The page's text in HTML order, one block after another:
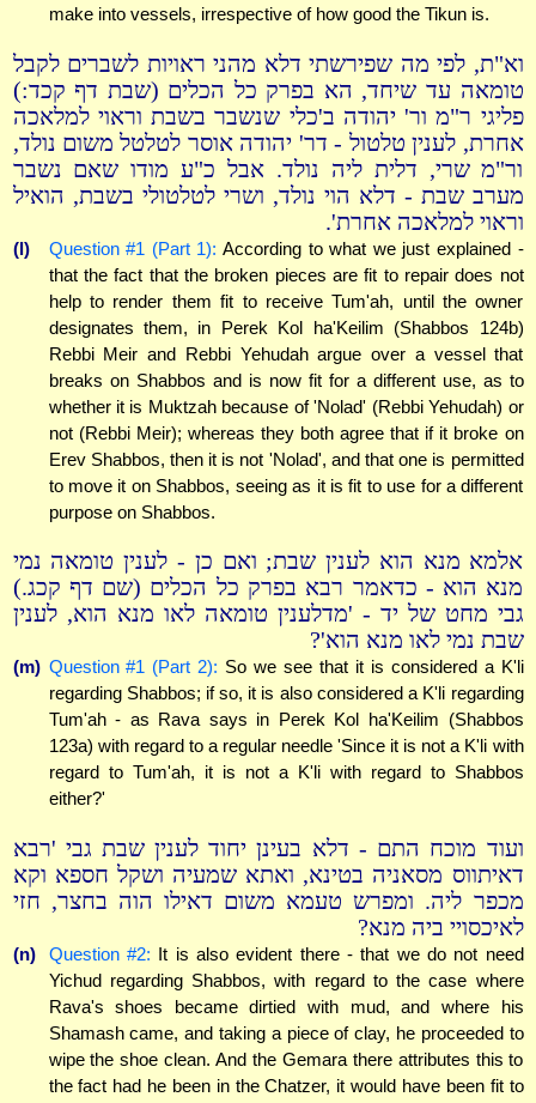
make into vessels, irrespective of how good the Tikun is.
וא"ת, לפי מה שפירשתי דלא מהני ראויות לשברים לקבל
טומאה עד שיחד, הא בפרק כל הכלים (שבת דף קכד:)
פליגי ר"מ ור' יהודה ב'כלי שנשבר בשבת וראוי למלאכה
אחרת, לענין טלטול - דר' יהודה אוסר לטלטל משום נולד,
ור"מ שרי, דלית ליה נולד. אבל כ"ע מודו שאם נשבר
מערב שבת - דלא הוי נולד, ושרי לטלטולי בשבת, הואיל
וראוי למלאכה אחרת'.
(l) Question #1 (Part 1): According to what we just explained -
that the fact that the broken pieces are fit to repair does not
help to render them fit to receive Tum'ah, until the owner
designates them, in Perek Kol ha'Keilim (Shabbos 124b)
Rebbi Meir and Rebbi Yehudah argue over a vessel that
breaks on Shabbos and is now fit for a different use, as to
whether it is Muktzah because of 'Nolad' (Rebbi Yehudah) or
not (Rebbi Meir); whereas they both agree that if it broke on
Erev Shabbos, then it is not 'Nolad', and that one is permitted
to move it on Shabbos, seeing as it is fit to use for a different
purpose on Shabbos.
אלמא מנא הוא לענין שבת; ואם כן - לענין טומאה נמי
מנא הוא - כדאמר רבא בפרק כל הכלים (שם דף קכג.)
גבי מחט של יד - 'מדלענין טומאה לאו מנא הוא, לענין
שבת נמי לאו מנא הוא'?
(m) Question #1 (Part 2): So we see that it is considered a K'li
regarding Shabbos; if so, it is also considered a K'li regarding
Tum'ah - as Rava says in Perek Kol ha'Keilim (Shabbos
123a) with regard to a regular needle 'Since it is not a K'li with
regard to Tum'ah, it is not a K'li with regard to Shabbos
either?'
ועוד מוכח התם - דלא בעינן יחוד לענין שבת גבי 'רבא
דאיתווס מסאניה בטינא, ואתא שמעיה ושקל חספא וקא
מכפר ליה. ומפרש טעמא משום דאילו הוה בחצר, חזי
לאיכסויי ביה מנא?
(n) Question #2: It is also evident there - that we do not need
Yichud regarding Shabbos, with regard to the case where
Rava's shoes became dirtied with mud, and where his
Shamash came, and taking a piece of clay, he proceeded to
wipe the shoe clean. And the Gemara there attributes this to
the fact had he been in the Chatzer, it would have been fit to